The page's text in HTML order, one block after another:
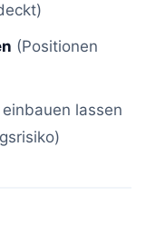
(Positionen
einbauen lassen